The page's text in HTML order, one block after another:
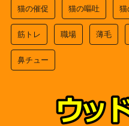
猫の催促 猫の嘔吐 猫
筋トレ 職場 薄毛
鼻チュー